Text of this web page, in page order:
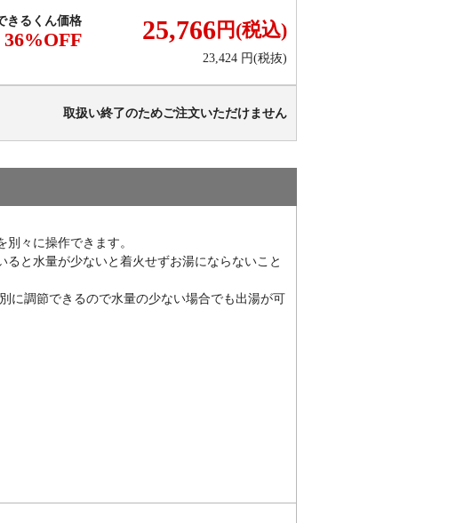
きるくん価格
36%OFF 25,766円(税込)
23,424 円(税抜)
取扱い終了のためご注文いただけません
々に操作できます。
と水量が少ないと着火せずお湯にならないこと
に調節できるので水量の少ない場合でも出湯が可